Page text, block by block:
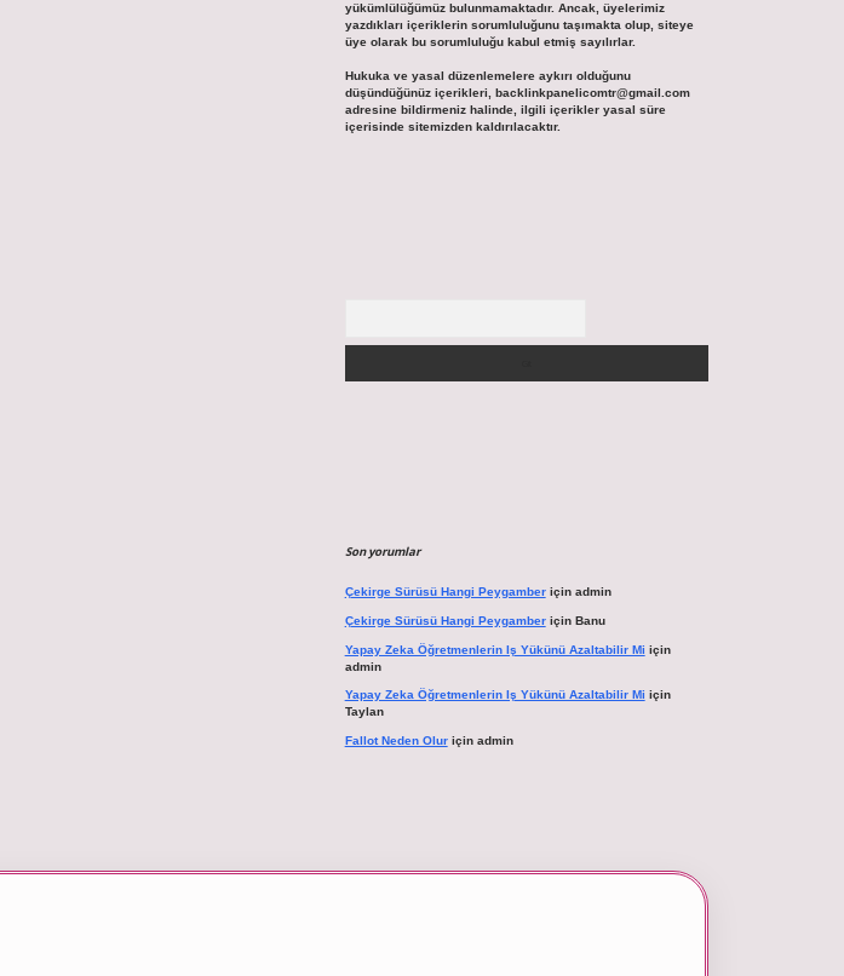
yükümlülüğümüz bulunmamaktadır. Ancak, üyelerimiz
yazdıkları içeriklerin sorumluluğunu taşımakta olup, siteye
üye olarak bu sorumluluğu kabul etmiş sayılırlar.
Hukuka ve yasal düzenlemelere aykırı olduğunu
düşündüğünüz içerikleri, backlinkpanelicomtr@gmail.com
adresine bildirmeniz halinde, ilgili içerikler yasal süre
içerisinde sitemizden kaldırılacaktır.
Son yorumlar
Çekirge Sürüsü Hangi Peygamberiçin admin
Çekirge Sürüsü Hangi Peygamberiçin Banu
Yapay Zeka Öğretmenlerin Iş Yükünü Azaltabilir Mi için
admin
Yapay Zeka Öğretmenlerin Iş Yükünü Azaltabilir Mi için
Taylan
Fallot Neden Oluriçin admin